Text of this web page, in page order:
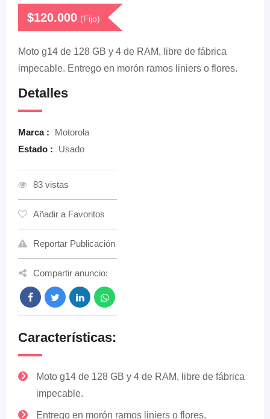
$120.000 (Fijo)
Moto g14 de 128 GB y 4 de RAM, libre de fábrica
impecable. Entrego en morón ramos liniers o flores.
Detalles
Marca :
Motorola
Estado :
Usado
83 vistas
Añadir a Favoritos
Reportar Publicación
Compartir anuncio:
Características:
Moto g14 de 128 GB y 4 de RAM, libre de fábrica
impecable.
Entrego en morón ramos liniers o flores.